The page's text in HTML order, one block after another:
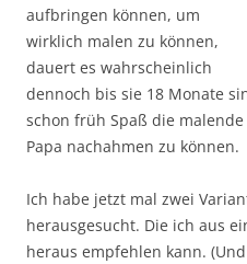
aufbringen können, um
wirklich malen zu können,
dauert es wahrscheinlich
dennoch bis sie 18 Monate
schon früh Spaß die
Papa nachahmen zu können.
Ich habe jetzt mal zwei
herausgesucht. Die ich aus
heraus empfehlen kann.